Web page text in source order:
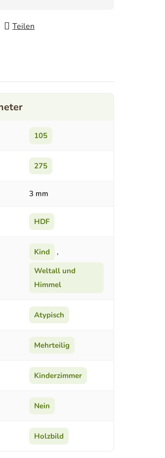
Teilen
105
275
3 mm
HDF
Kind
,
Weltall und
Himmel
Atypisch
Mehrteilig
Kinderzimmer
Nein
Holzbild